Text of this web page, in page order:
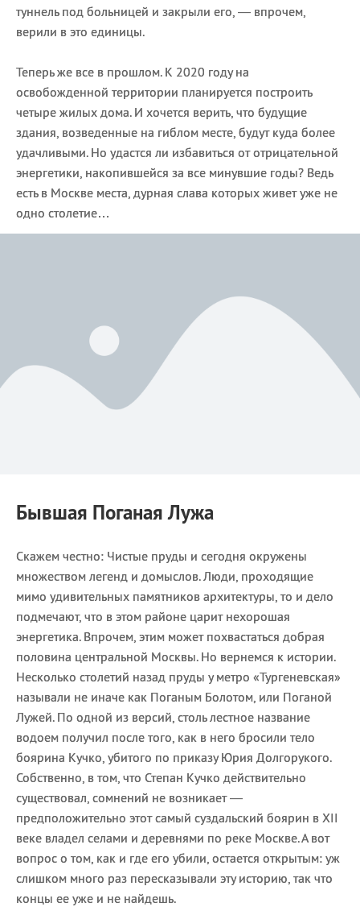
туннель под больницей и закрыли его, — впрочем,
верили в это единицы.
Теперь же все в прошлом. К 2020 году на
освобожденной территории планируется построить
четыре жилых дома. И хочется верить, что будущие
здания, возведенные на гиблом месте, будут куда более
удачливыми. Но удастся ли избавиться от отрицательной
энергетики, накопившейся за все минувшие годы? Ведь
есть в Москве места, дурная слава которых живет уже не
одно столетие…
Бывшая Поганая Лужа
Скажем честно: Чистые пруды и сегодня окружены
множеством легенд и домыслов. Люди, проходящие
мимо удивительных памятников архитектуры, то и дело
подмечают, что в этом районе царит нехорошая
энергетика. Впрочем, этим может похвастаться добрая
половина центральной Москвы. Но вернемся к истории.
Несколько столетий назад пруды у метро «Тургеневская»
называли не иначе как Поганым Болотом, или Поганой
Лужей. По одной из версий, столь лестное название
водоем получил после того, как в него бросили тело
боярина Кучко, убитого по приказу Юрия Долгорукого.
Собственно, в том, что Степан Кучко действительно
существовал, сомнений не возникает —
предположительно этот самый суздальский боярин в XII
веке владел селами и деревнями по реке Москве. А вот
вопрос о том, как и где его убили, остается открытым: уж
слишком много раз пересказывали эту историю, так что
концы ее уже и не найдешь.